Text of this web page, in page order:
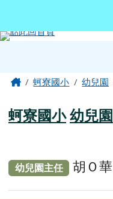
主內容區域
Home蚵寮國小 幼兒園
蚵寮國小幼兒園
幼兒園主任 胡Ｏ華
頁尾區域